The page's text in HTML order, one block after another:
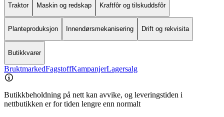
Traktor Maskin og redskap Kraftfôr og tilskuddsfôr
Planteproduksjon Innendørsmekanisering Drift og rekvisita
Butikkvarer
BruktmarkedFagstoffKampanjerLagersalg
Butikkbeholdning på nett kan avvike, og leveringstiden i
nettbutikken er for tiden lengre enn normalt